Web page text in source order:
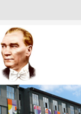
NEZAKET ZIYARETI